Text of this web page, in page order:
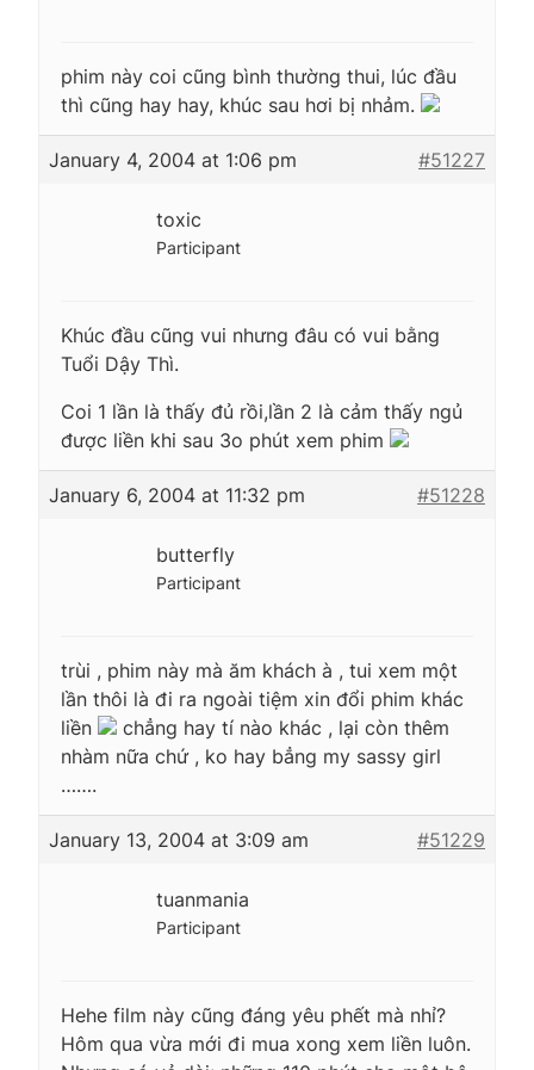
phim này coi cũng bình thường thui, lúc đầu
thì cũng hay hay, khúc sau hơi bị nhảm.
January 4, 2004 at 1:06 pm #51227
toxic
Participant
Khúc đầu cũng vui nhưng đâu có vui bằng
Tuổi Dậy Thì.
Coi 1 lần là thấy đủ rồi,lần 2 là cảm thấy ngủ
được liền khi sau 3o phút xem phim
January 6, 2004 at 11:32 pm #51228
butterfly
Participant
trùi , phim này mà ăm khách à , tui xem một
lần thôi là đi ra ngoài tiệm xin đổi phim khác
liền
chẳng hay tí nào khác , lại còn thêm
nhàm nữa chứ , ko hay bẳng my sassy girl
…….
January 13, 2004 at 3:09 am #51229
tuanmania
Participant
Hehe film này cũng đáng yêu phết mà nhỉ?
Hôm qua vừa mới đi mua xong xem liền luôn.